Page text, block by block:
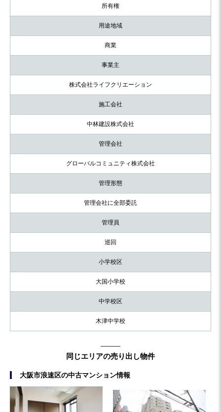
所有権
用途地域
商業
事業主
株式会社ライフクリエーション
施工会社
中林建設株式会社
管理会社
グローバルコミュニティ株式会社
管理形態
管理会社に全部委託
管理員
巡回
小学校区
大国小学校
中学校区
木津中学校
同じエリアの売り出し物件
大阪市浪速区の中古マンション情報